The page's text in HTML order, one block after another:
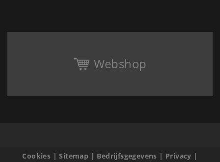
Webshop
Cookies |Sitemap | Bedrijfsgegevens | Privacy |